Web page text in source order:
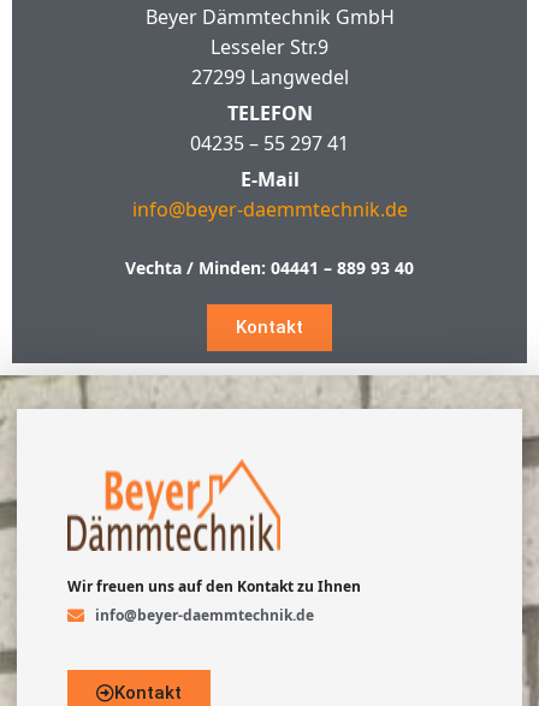
Beyer Dämmtechnik GmbH
Lesseler Str.9
27299 Langwedel
TELEFON
04235 – 55 297 41
E-Mail
info@beyer-daemmtechnik.de
Vechta / Minden: 04441 – 889 93 40
Kontakt
Wir freuen uns auf den Kontakt zu Ihnen
info@beyer-daemmtechnik.de
Kontakt